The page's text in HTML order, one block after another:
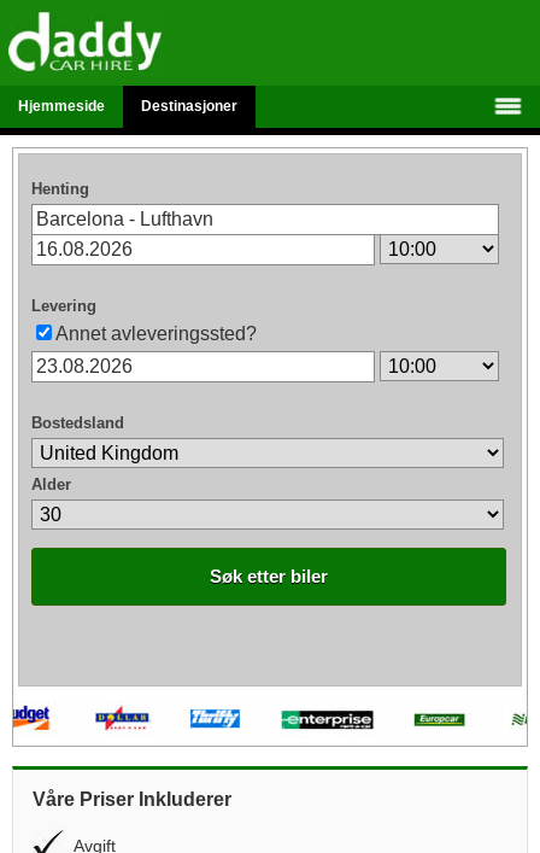
Hjemmeside Destinasjoner
Henting
Levering
Annet avleveringssted?
Bostedsland
Alder
Søk etter biler
Våre Priser Inkluderer
Avgift